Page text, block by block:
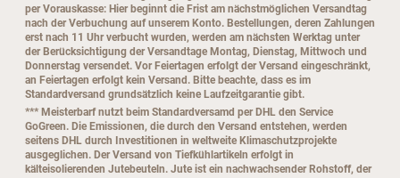
per Vorauskasse: Hier beginnt die Frist am nächstmöglichen Versandtag
nach der Verbuchung auf unserem Konto. Bestellungen, deren Zahlungen
erst nach 11 Uhr verbucht wurden, werden am nächsten Werktag unter
der Berücksichtigung der Versandtage Montag, Dienstag, Mittwoch und
Donnerstag versendet. Vor Feiertagen erfolgt der Versand eingeschränkt,
an Feiertagen erfolgt kein Versand. Bitte beachte, dass es im
Standardversand grundsätzlich keine Laufzeitgarantie gibt.
*** Meisterbarf nutzt beim Standardversamd per DHL den Service
GoGreen. Die Emissionen, die durch den Versand entstehen, werden
seitens DHL durch Investitionen in weltweite Klimaschutzprojekte
ausgeglichen. Der Versand von Tiefkühlartikeln erfolgt in
kälteisolierenden Jutebeuteln. Jute ist ein nachwachsender Rohstoff, der